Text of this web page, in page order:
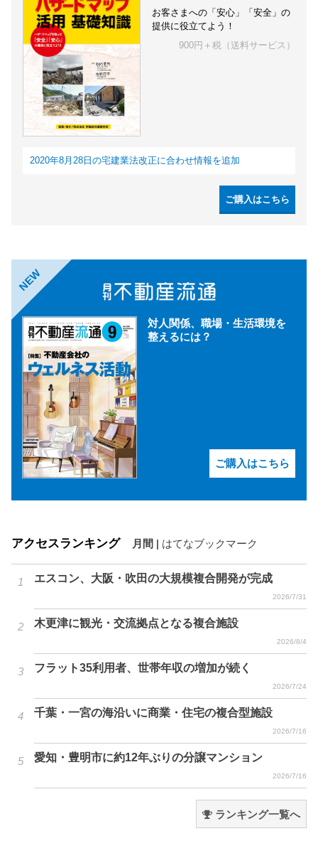
お客さまへの「安心」「安全」の
提供に役立てよう！
900円＋税（送料サービス）
2020年8月28日の宅建業法改正に合わせ情報を追加
ご購入はこちら
NEW
対人関係、職場・生活環境を
整えるには？
ご購入はこちら
アクセスランキング 月間 はてなブックマーク
エスコン、大阪・吹田の大規模複合開発が完成
2026/7/31
木更津に観光・交流拠点となる複合施設
2026/8/4
フラット35利用者、世帯年収の増加が続く
2026/7/24
千葉・一宮の海沿いに商業・住宅の複合型施設
2026/7/16
愛知・豊明市に約12年ぶりの分譲マンション
2026/7/16
ランキング一覧へ